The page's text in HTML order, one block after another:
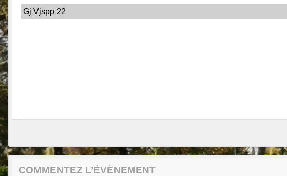
Gj Vjspp 22
COMMENTEZ L’ÉVÈNEMENT